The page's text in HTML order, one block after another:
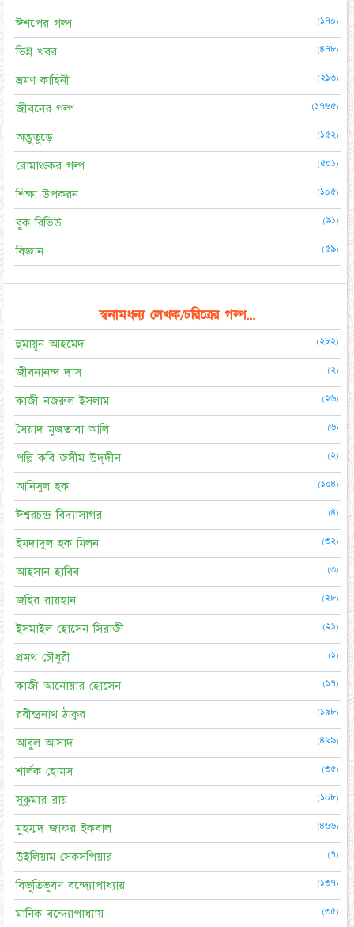
ঈশপের গল্প (১৭০)
ভিন্ন খবর (৪৭৮)
ভ্রমণ কাহিনী (২১৩)
জীবনের গল্প (১৭৬৫)
অদ্ভুতুড়ে (১৫২)
রোমাঞ্চকর গল্প (৫০১)
শিক্ষা উপকরন (১০৫)
বুক রিভিউ (৯১)
বিজ্ঞান (৫৯)
স্বনামধন্য লেখক/চরিত্রের গল্প...
হুমায়ূন আহমেদ (২৮২)
জীবনানন্দ দাস (২)
কাজী নজরুল ইসলাম (২৬)
সৈয়াদ মুজতাবা আলি (৬)
পল্লি কবি জসীম উদ্‌দীন (২)
আনিসুল হক (১০৪)
ঈশ্বরচন্দ্র বিদ্যাসাগর (৪)
ইমদাদুল হক মিলন (৩২)
আহসান হাবিব (৩)
জহির রায়হান (২৮)
ইসমাইল হোসেন সিরাজী (২১)
প্রমথ চৌধুরী (১)
কাজী আনোয়ার হোসেন (১৭)
রবীন্দ্রনাথ ঠাকুর (১৯৮)
আবুল আসাদ (৪৯৯)
শার্লক হোমস (৩৫)
সুকুমার রায় (১০৮)
মুহম্মদ জাফর ইকবাল (৪৬৬)
উইলিয়াম সেকসপিয়ার (৭)
বিভূতিভূষণ বন্দ্যোপাধ্যায় (১৩৭)
মানিক বন্দ্যোপাধ্যায় (৩৫)